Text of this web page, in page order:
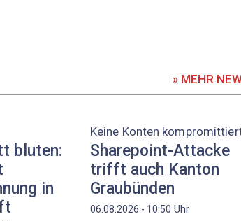
» MEHR
bluten:
in
Keine Konten
Sharepoint-Attacke
trifft auch Kanton
Graubünden
06.08.2026 - 10:50 Uhr